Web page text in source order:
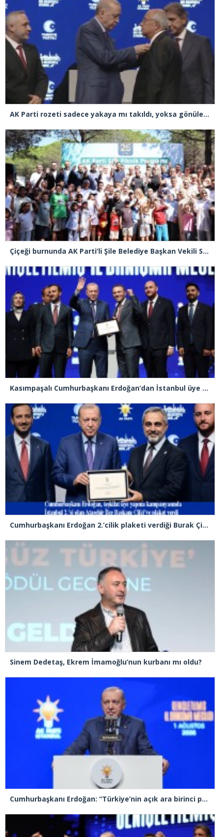
AK Parti rozeti sadece yakaya mı takıldı, yoksa gönüle takılmadı mı?
Çiçeği burnunda AK Parti’li Şile Belediye Başkan Vekili Sacit Terzi, teşkilatlarla piknikte buluştu
Kasımpaşalı Cumhurbaşkanı Erdoğan’dan İstanbul üye birincisi Beyoğlu İlçe Başkanı Kasım Fırat’a plaket
Cumhurbaşkanı Erdoğan 2.’cilik plaketi verdiği Burak Çifci’den Ataşehir seçimlerini kazanma sözünü aldı
Sinem Dedetaş, Ekrem İmamoğlu’nun kurbanı mı oldu?
Cumhurbaşkanı Erdoğan: “Türkiye’nin açık ara birinci partisiyiz”